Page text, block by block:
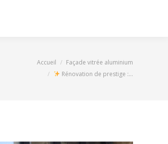
Vous êtes ici :
Accueil
Façade vitrée aluminium
Rénovation de prestige :…